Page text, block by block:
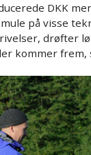
DKK
på visse
drøfter
kommer